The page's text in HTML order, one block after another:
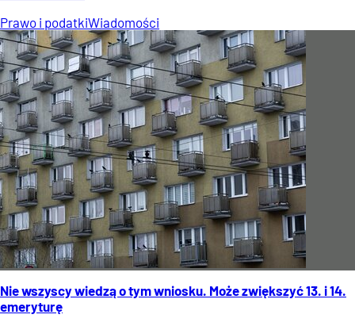
Prawo i podatkiWiadomości
Nie wszyscy wiedzą o tym wniosku. Może zwiększyć 13. i 14.
emeryturę